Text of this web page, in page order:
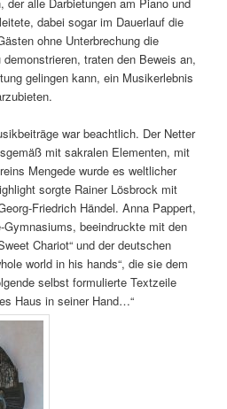
dabei sogar im Dauerlauf die
ohne Unterbrechung die
traten den Beweis an,
gelingen kann, ein Musikerlebnis
war beachtlich. Der Netter
mit sakralen Elementen, mit
Mengede wurde es weltlicher
sorgte Rainer Lösbrock mit
Friedrich Händel. Anna Pappert,
Gymnasiums, beeindruckte mit den
Chariot“ und der deutschen
world in his hands“, die sie dem
selbst formulierte Textzeile
Haus in seiner Hand…“